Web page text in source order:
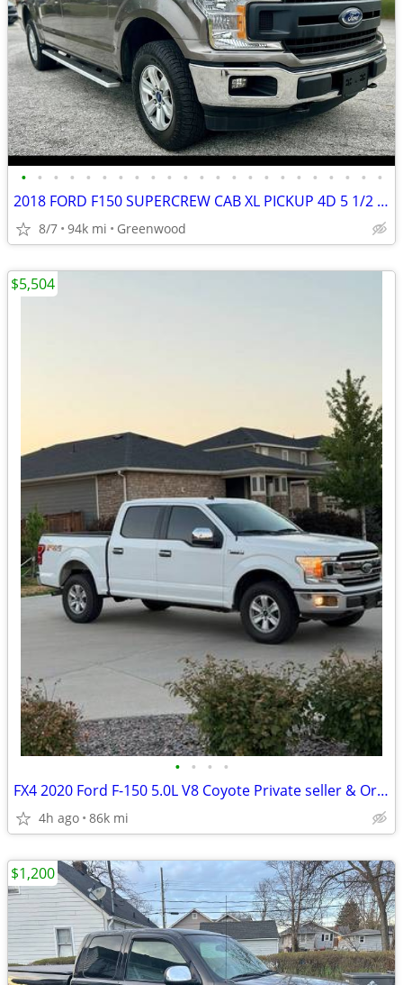
• • • • • • • • • • • • • • • • • • • • • • •
2018 FORD F150 SUPERCREW CAB XL PICKUP 4D 5 1/2 FT
8/7 94k mi Greenwood
• • • •
FX4 2020 Ford F-150 5.0L V8 Coyote Private seller & Original Owner
4h ago 86k mi
$5,504
$1,200